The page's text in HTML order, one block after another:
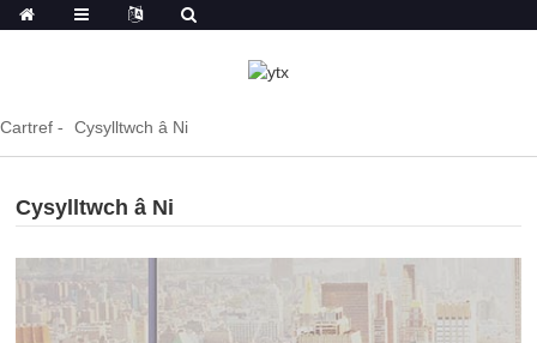
Cartref Cysylltwch â Ni
Cysylltwch â Ni